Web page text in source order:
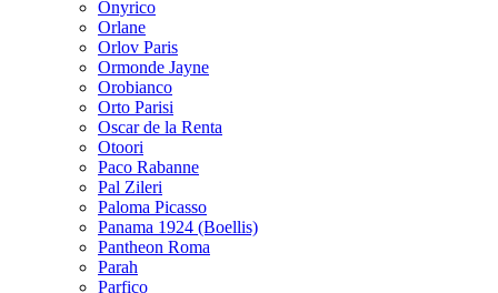
Onyrico
Orlane
Orlov Paris
Ormonde Jayne
Orobianco
Orto Parisi
Oscar de la Renta
Otoori
Paco Rabanne
Pal Zileri
Paloma Picasso
Panama 1924 (Boellis)
Pantheon Roma
Parah
Parfico